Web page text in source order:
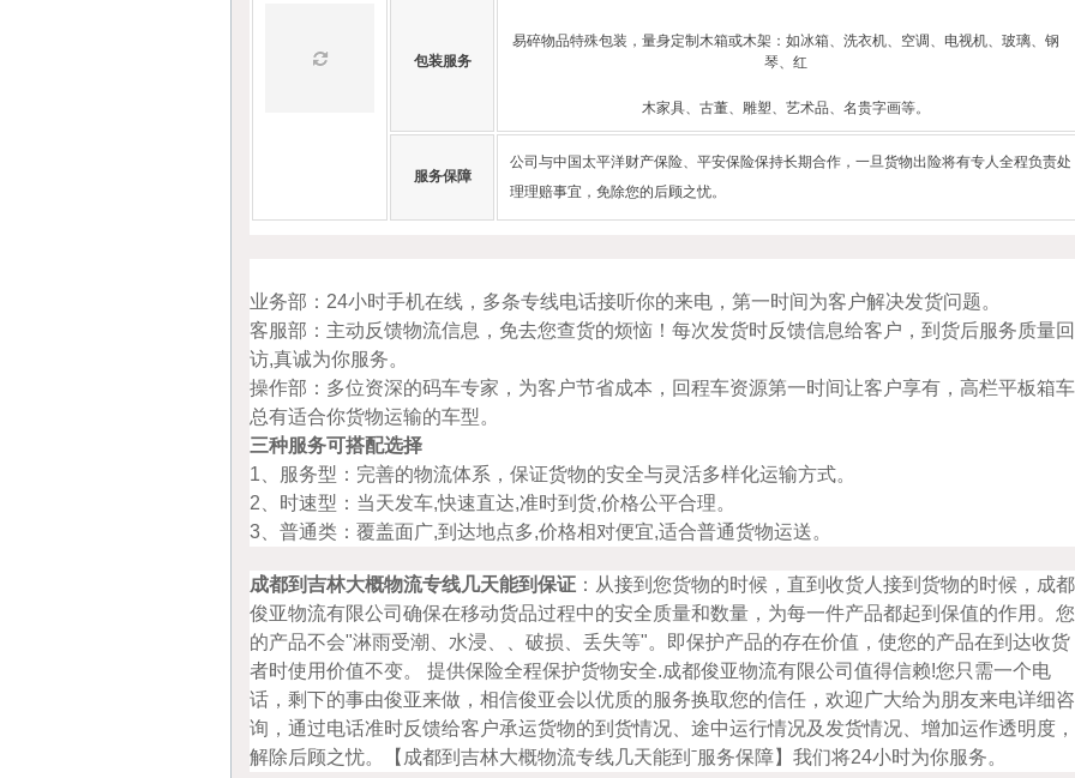
包装服务
易碎物品特殊包装，量身定制木箱或木架：如冰箱、洗衣机、空调、电视机、玻璃、钢
琴、红
木家具、古董、雕塑、艺术品、名贵字画等。
服务保障
公司与中国太平洋财产保险、平安保险保持长期合作，一旦货物出险将有专人全程负责处
理理赔事宜，免除您的后顾之忧。
业务部：24小时手机在线，多条专线电话接听你的来电，第一时间为客户解决发货问题。
客服部：主动反馈物流信息，免去您查货的烦恼！每次发货时反馈信息给客户，到货后服务质量回
访,真诚为你服务。
操作部：多位资深的码车专家，为客户节省成本，回程车资源第一时间让客户享有，高栏平板箱
总有适合你货物运输的车型。
三种服务可搭配选择
1、服务型：完善的物流体系，保证货物的安全与灵活多样化运输方式。
2、时速型：当天发车,快速直达,准时到货,价格公平合理。
3、普通类：覆盖面广,到达地点多,价格相对便宜,适合普通货物运送。
成都到吉林大概物流专线几天能到保证 ：从接到您货物的时候，直到收货人接到货物的时候，成都
俊亚物流有限公司确保在移动货品过程中的安全质量和数量，为每一件产品都起到保值的作用。您
的产品不会"淋雨受潮、水浸、、破损、丢失等"。即保护产品的存在价值，使您的产品在到达收货
者时使用价值不变。 提供保险全程保护货物安全.成都俊亚物流有限公司值得信赖!您只需一个电
话，剩下的事由俊亚来做，相信俊亚会以优质的服务换取您的信任，欢迎广大给为朋友来电详细咨
询，通过电话准时反馈给客户承运货物的到货情况、途中运行情况及发货情况、增加运作透明度，
解除后顾之忧。【成都到吉林大概物流专线几天能到ˉ服务保障】我们将24小时为你服务。